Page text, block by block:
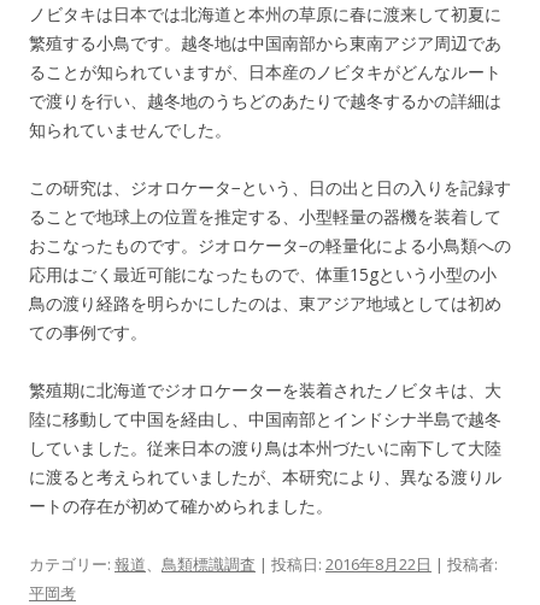
ノビタキは日本では北海道と本州の草原に春に渡来して初夏に
繁殖する小鳥です。越冬地は中国南部から東南アジア周辺であ
ることが知られていますが、日本産のノビタキがどんなルート
で渡りを行い、越冬地のうちどのあたりで越冬するかの詳細は
知られていませんでした。
この研究は、ジオロケータ−という、日の出と日の入りを記録す
ることで地球上の位置を推定する、小型軽量の器機を装着して
おこなったものです。ジオロケータ−の軽量化による小鳥類への
応用はごく最近可能になったもので、体重15gという小型の小
鳥の渡り経路を明らかにしたのは、東アジア地域としては初め
ての事例です。
繁殖期に北海道でジオロケーターを装着されたノビタキは、大
陸に移動して中国を経由し、中国南部とインドシナ半島で越冬
していました。従来日本の渡り鳥は本州づたいに南下して大陸
に渡ると考えられていましたが、本研究により、異なる渡りル
ートの存在が初めて確かめられました。
カテゴリー: 報道、 鳥類標識調査 | 投稿日: 2016年8月22日 | 投稿者:
平岡考